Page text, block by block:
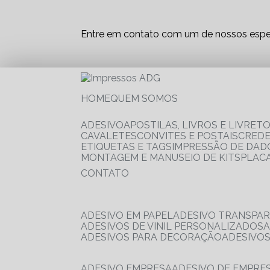
Entre em contato com um de nossos
HOME QUEM SOMOS
ADESIVO
APOSTILAS, LIVROS E
CAVALETES
CONVITES E POSTAIS
ETIQUETAS E TAGS IMPRESSÃO DE
MONTAGEM E MANUSEIO DE KITS
CONTATO
ADESIVO EM PAPEL
ADESIVO
ADESIVOS DE VINIL PERSONALIZADOS
ADESIVOS PARA DECORAÇÃO